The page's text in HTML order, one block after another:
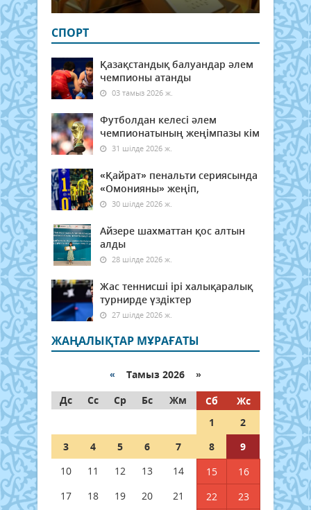
СПОРТ
Қазақстандық балуандар әлем
чемпионы атанды
03 тамыз 2026 ж.
Футболдан келесі әлем
чемпионатының жеңімпазы кім
31 шілде 2026 ж.
«Қайрат» пенальти сериясында
«Омонияны» жеңіп,
30 шілде 2026 ж.
Айзере шахматтан қос алтын
алды
28 шілде 2026 ж.
Жас теннисші ірі халықаралық
турнирде үздіктер
27 шілде 2026 ж.
ЖАҢАЛЫҚТАР МҰРАҒАТЫ
« Тамыз 2026 »
Дс
Сс Ср Бс Жм Сб
Жс
1
2
3
4 5 6 7 8
9
10
11 12 13 14 15
16
17
18 19 20 21 22 23